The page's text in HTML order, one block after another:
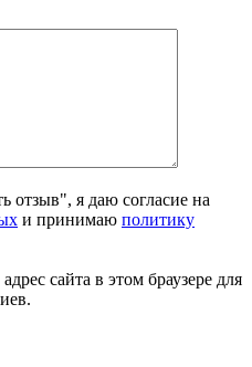
отзыв", я даю согласие на
и принимаю политику
сайта в этом браузере для